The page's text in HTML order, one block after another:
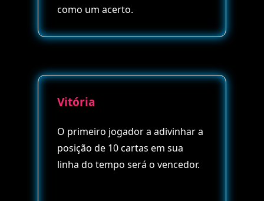
como um acerto.
Vitória
O primeiro jogador a adivinhar a
posição de 10 cartas em sua
linha do tempo será o vencedor.